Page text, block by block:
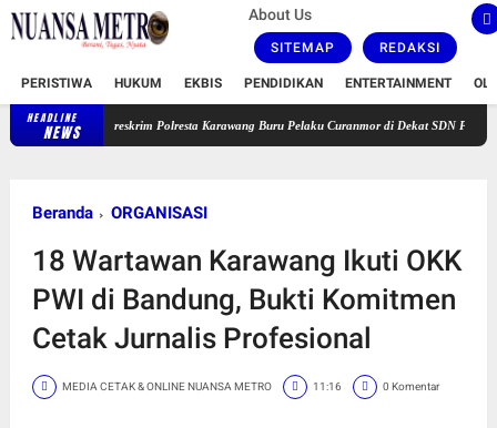
About Us
SITEMAP REDAKSI
PERISTIWA HUKUM EKBIS PENDIDIKAN ENTERTAINMENT
HEADLINE
NEWS
Satreskrim Polresta Karawang Buru Pelaku Curanmor di Dekat SDN Palumbonsari I,
Beranda ORGANISASI
18 Wartawan Karawang Ikuti OKK
PWI di Bandung, Bukti Komitmen
Cetak Jurnalis Profesional
MEDIA CETAK & ONLINE NUANSA METRO 11:16 0 Komentar